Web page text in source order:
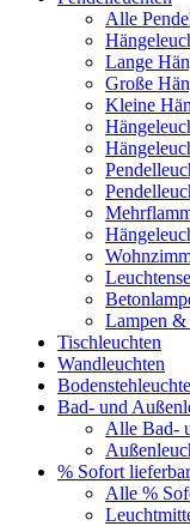
Alle
Lange
Große
Kleine
Lampen &
Tischleuchten
Wandleuchten
Bad- und
Alle Bad-
% Sofort lieferbar
Alle %